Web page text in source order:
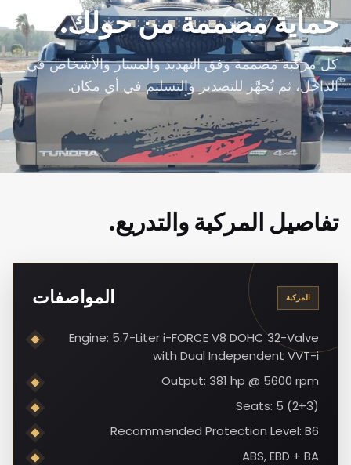
حماية مصممة من حولك.
كل مركبة مصممة وفق التهديد والمسار والأشخاص في
الداخل، ثم تُجهَّز للتصدير والتسليم في أي مكان.
تفاصيل المركبة والتدريع.
المركبة المواصفات
Engine: 5.7-Liter i-FORCE V8 DOHC 32-Valve
with Dual Independent VVT-i
Output: 381 hp @ 5600 rpm
Seats: 5 (2+3)
Recommended Protection Level: B6
ABS, EBD + BA